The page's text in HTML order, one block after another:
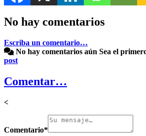
No hay comentarios
Escriba un comentario…
No hay comentarios aún Sea el
post
Comentar…
<
Comentario*